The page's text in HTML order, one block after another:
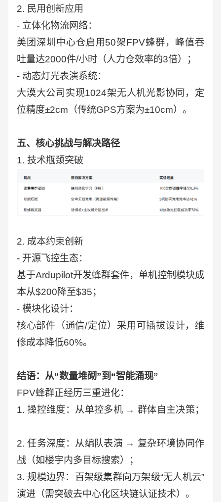
2. 民用创新应用
- 立体化物流网络：
美团深圳中心仓启用50架FPV蜂群，峰值吞
吐量达2000件/小时（人力仓效率的3倍）；
- 动态灯光表演系统：
大漠大公司实现1024架无人机光影协同，定
位精度±2cm（传统GPS方案为±10cm）。
五、核心挑战与解决路径
1. 技术瓶颈突破
2. 成本约束创新
- 开源飞控生态：
基于Ardupilot开发蜂群套件，单机控制模块成
本从$200降至$35；
- 模块化设计：
核心部件（通信/定位）采用可插拔设计，维
修成本降低60%。
结语：从“数量堆砌”到“智能涌现”
FPV蜂群正经历三重进化：
1. 操控维度：从单控多机 → 群体自主决策；
2. 任务深度：从编队表演 → 复杂环境协同作
战（如楼宇内多目标搜索）；
3. 规模边界：百架级集群向万架级“无人机云”
演进（需突破去中心化区块链认证技术）。